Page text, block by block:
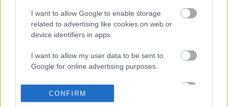
I want to allow Google to enable storage
related to advertising like cookies on web or
device identifiers in apps.
I want to allow my user data to be sent to
Google for online advertising purposes.
I want to allow Google to send me
personalized advertising.
CONFIRM
Interjúnk Győr forró és hűvös pontjairól a téma helyi kutatójával.
USZODA A KISERDŐBEN: A HELYI KÉPVISELŐ ÉS
A KÖRNYEZETVÉDELMI BIZOTTSÁG ELNÖKE
2022. május. 30. 18:42
A Marcalvárosba tervezett murvás parkolókról is érdeklődtünk
polgármesterhez irányított minket, aki – szokásához híven –
nem válaszolt.